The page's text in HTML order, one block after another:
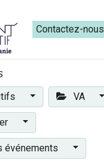
Contactez-nous​​
VA
événements